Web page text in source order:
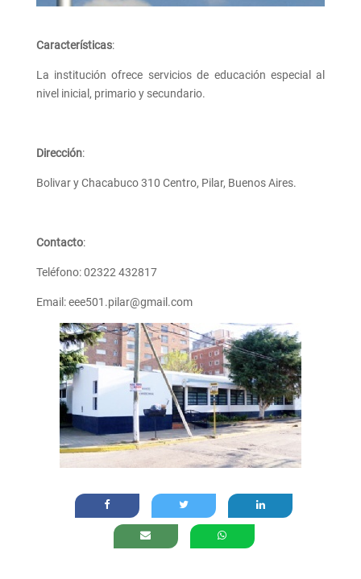
Características:
La institución ofrece servicios de educación especial al
nivel inicial, primario y secundario.
Dirección:
Bolivar y Chacabuco 310 Centro, Pilar, Buenos Aires.
Contacto:
Teléfono: 02322 432817
Email: eee501.pilar@gmail.com